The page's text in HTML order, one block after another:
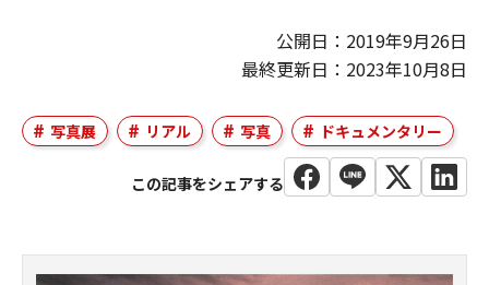
公開日：2019年9月26日
最終更新日：2023年10月8日
写真展 リアル 写真 ドキュメンタリー